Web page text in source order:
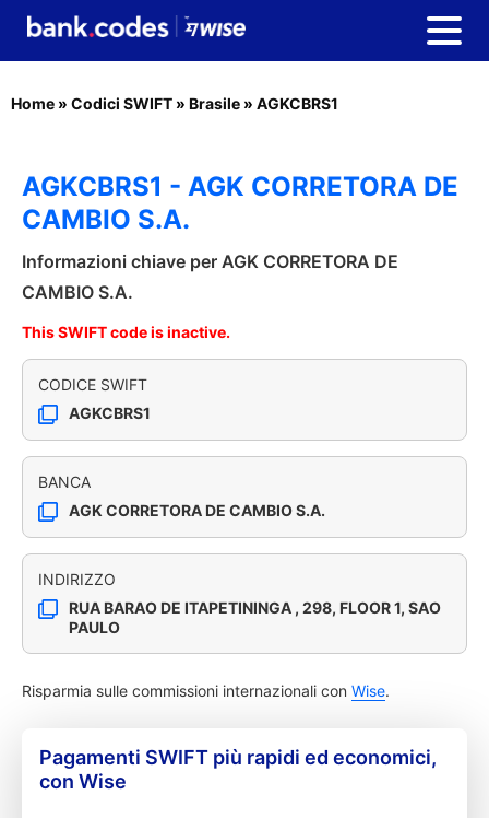
Home » Codici SWIFT » Brasile » AGKCBRS1
AGKCBRS1 - AGK CORRETORA DE
CAMBIO S.A.
Informazioni chiave per AGK CORRETORA DE
CAMBIO S.A.
This SWIFT code is inactive.
CODICE SWIFT
AGKCBRS1
BANCA
AGK CORRETORA DE CAMBIO S.A.
INDIRIZZO
RUA BARAO DE ITAPETININGA , 298, FLOOR 1, SAO
PAULO
Risparmia sulle commissioni internazionali con Wise.
Pagamenti SWIFT più rapidi ed economici,
con Wise